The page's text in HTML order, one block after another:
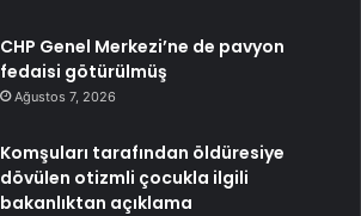
CHP Genel Merkezi’ne de pavyon
fedaisi götürülmüş
Ağustos 7, 2026
Komşuları tarafından öldüresiye
dövülen otizmli çocukla ilgili
bakanlıktan açıklama